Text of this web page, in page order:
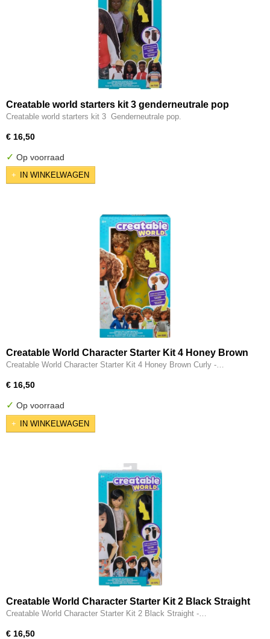
Creatable world starters kit 3 genderneutrale pop
Creatable world starters kit 3 Genderneutrale pop.
€ 16,50
✓ Op voorraad
IN WINKELWAGEN
Creatable World Character Starter Kit 4 Honey Brown
Curly - Genderneutrale Pop
Creatable World Character Starter Kit 4 Honey Brown Curly -…
€ 16,50
✓ Op voorraad
IN WINKELWAGEN
Creatable World Character Starter Kit 2 Black Straight
- Genderneutrale Pop
Creatable World Character Starter Kit 2 Black Straight -…
€ 16,50